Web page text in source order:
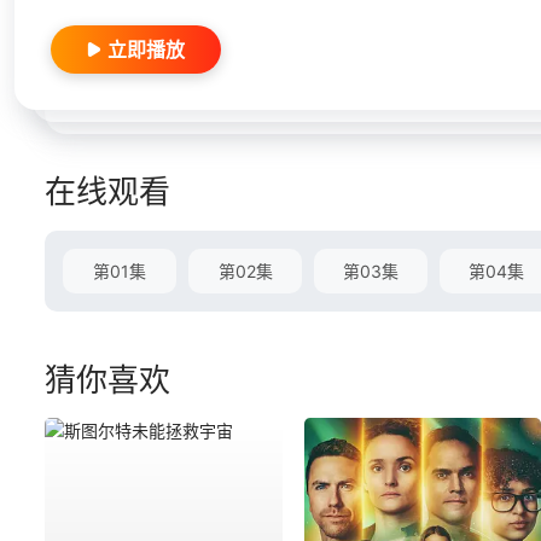
立即播放
在线观看
第01集 第02集 第03集 第04集
猜你喜欢